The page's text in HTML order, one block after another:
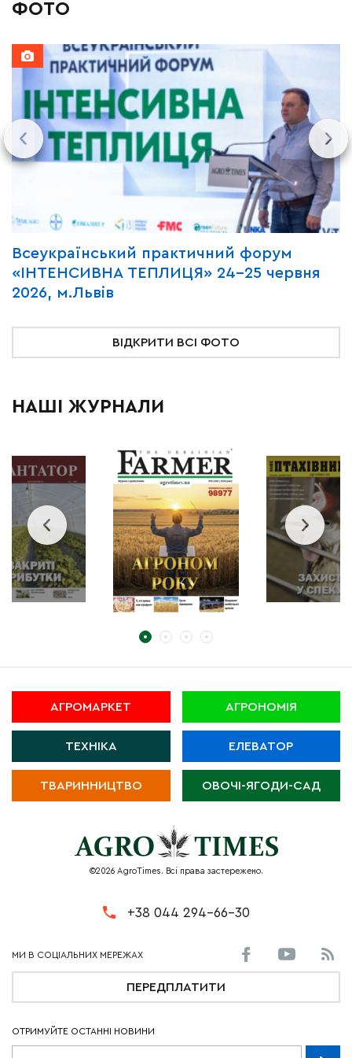
ФОТО
Всеукраїнський практичний форум
«ІНТЕНСИВНА ТЕПЛИЦЯ» 24-25 червня
2026, м.Львів
ВІДКРИТИ ВСІ ФОТО
НАШІ ЖУРНАЛИ
АГРОМАРКЕТ АГРОНОМІЯ
ТЕХНІКА ЕЛЕВАТОР
ТВАРИННИЦТВО ОВОЧІ-ЯГОДИ-САД
©2026 AgroTimes. Всі права застережено.
+38 044 294-66-30
ПЕРЕДПЛАТИТИ
ОТРИМУЙТЕ ОСТАННІ НОВИНИ